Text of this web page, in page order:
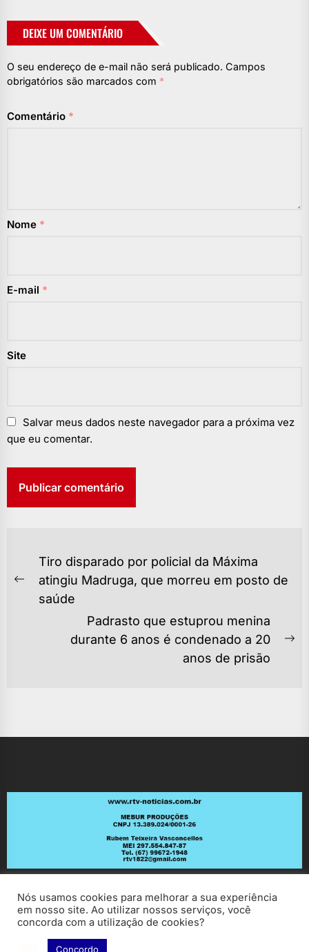
DEIXE UM COMENTÁRIO
O seu endereço de e-mail não será publicado. Campos
obrigatórios são marcados com *
Comentário *
Nome *
E-mail *
Site
Salvar meus dados neste navegador para a próxima vez
que eu comentar.
NAVEGAÇÃO
DE
POST
Previous
post:
Tiro disparado por policial da Máxima
atingiu Madruga, que morreu em posto de
saúde
Padrasto que estuprou menina
durante 6 anos é condenado a 20
anos de prisão
Nós usamos cookies para melhorar a sua experiência
em nosso site. Ao utilizar nossos serviços, você
concorda com a utilização de cookies?
Concordo